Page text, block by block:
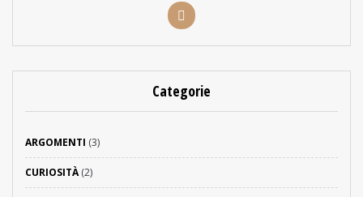
Categorie
ARGOMENTI (3)
CURIOSITÀ(2)